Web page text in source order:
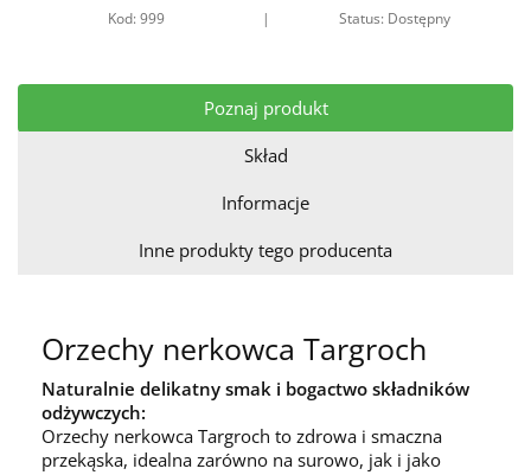
Kod: 999 | Status: Dostępny
Poznaj produkt
Skład
Informacje
Inne produkty tego producenta
Orzechy nerkowca Targroch
Naturalnie delikatny smak i bogactwo składników
odżywczych:
Orzechy nerkowca Targroch to zdrowa i smaczna
przekąska, idealna zarówno na surowo, jak i jako